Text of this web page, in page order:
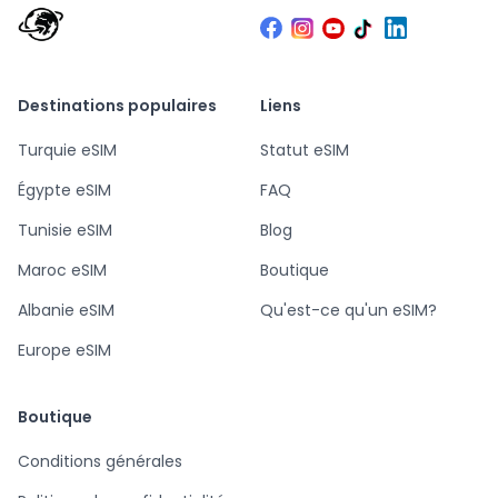
Destinations populaires
Turquie eSIM
Égypte eSIM
Tunisie eSIM
Maroc eSIM
Albanie eSIM
Europe eSIM
Liens
Statut eSIM
FAQ
Blog
Boutique
Qu'est-ce qu'un eSIM?
Boutique
Conditions générales